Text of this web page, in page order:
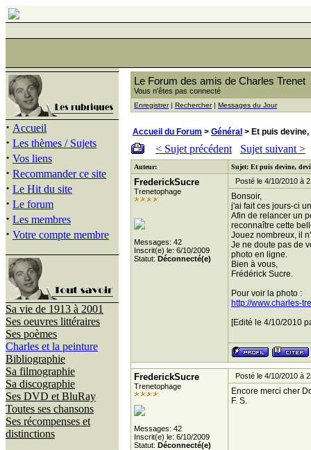
· Accueil
· Les thèmes / Sujets
· Vos liens
· Recommander ce site
· Le Hit du site
· Le forum
· Les membres
· Votre compte membre
Sa vie de 1913 à 2001
Ses oeuvres littéraires
Ses poèmes
Charles et la peinture
Bibliographie
Sa filmographie
Sa discographie
Ses DVD et BluRay
Toutes ses chansons
Ses récompenses et
distinctions
Le Forum des amis de Charles Trenet
Vous n'êtes pas connecté
Enregistrer| Rechercher| Messages du Jour
Accueil du Forum > Général > Et puis
< Sujet précédent Sujet suivant >
Auteur: Sujet: Et puis devine,
FrederickSucre
Trenetophage
Messages: 42
Inscrit(e) le: 6/10/2009
Statut: Déconnecté(e)
Posté le 4/10/2010 à
Bonsoir,
j'ai fait ces jours-ci
Afin de relancer un
reconnaître cette
Jouez nombreux, il
Je ne doute pas de
photo en ligne.
Bien à vous,
Frédérick Sucre.
Pour voir la photo :
http://www.charles-
[Edité le 4/10/2010
FrederickSucre
Trenetophage
Messages: 42
Inscrit(e) le: 6/10/2009
Statut: Déconnecté(e)
Posté le 4/10/2010 à
Encore merci cher
F. S.